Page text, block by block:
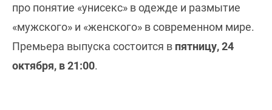
про понятие «унисекс» в одежде и размытие
«мужского» и «женского» в современном мире.
Премьера выпуска состоится в пятницу, 24
октября, в 21:00.